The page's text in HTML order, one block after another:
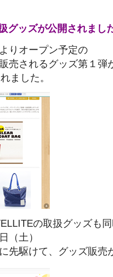
グッズが公開されまし
りオープン予定の
売されるグッズ第１弾
ました。
の取扱グッズも
（土）
先駆けて、グッズ販売